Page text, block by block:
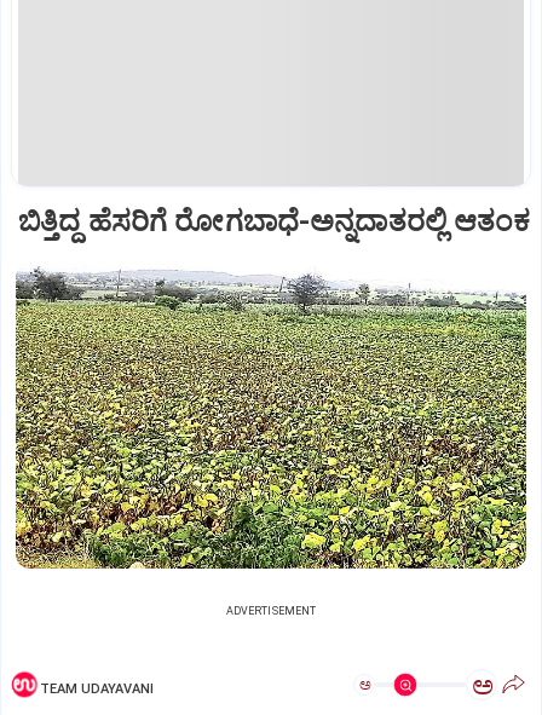
ಬಿತ್ತಿದ್ದ ಹೆಸರಿಗೆ ರೋಗಬಾಧೆ-ಅನ್ನದಾತರಲ್ಲಿ ಆತಂಕ
ADVERTISEMENT
TEAM UDAYAVANI ಅ ಅ